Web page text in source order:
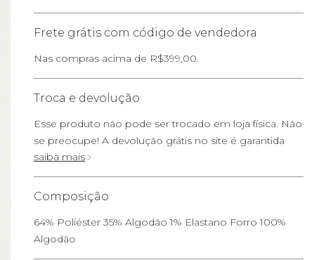
Frete grátis com código de vendedora
Nas compras acima de R$399,00.
Troca e devolução
Esse produto não pode ser trocado em loja física. Não
se preocupe! A devolução grátis no site é garantida
saiba mais
Composição
64% Poliéster 35% Algodão 1% Elastano Forro 100%
Algodão